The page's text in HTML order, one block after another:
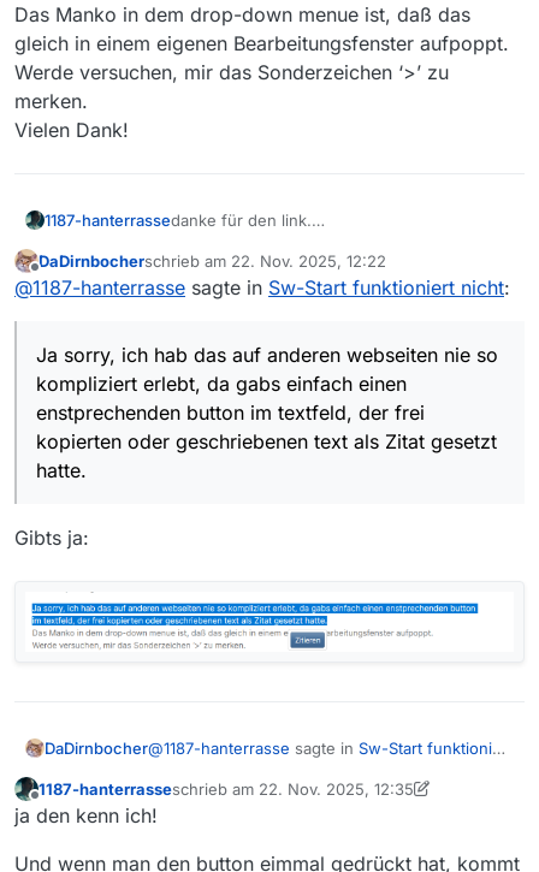
Das Manko in dem drop-down menue ist, daß das
gleich in einem eigenen Bearbeitungsfenster aufpoppt.
Werde versuchen, mir das Sonderzeichen ‘>’ zu
merken.
Vielen Dank!
1187-hanterrassedanke für den link.
die waren soweit erinnerlich problemlos
gelaufen.
Kann ich die einfach ‘drüber’ installieren,
oder muss ich die 14.4.2-version erst
Ja sorry, ich hab das auf anderen webseiten
nie so kompliziert erlebt, da gabs einfach
einen enstprechenden button im textfeld, der
frei kopierten oder geschriebenen text als
Zitat gesetzt hatte.
Offline
DaDirnbocherschrieb am 22. Nov. 2025, 12:22
zuletzt editiert von
@1187-hanterrasse sagte in Sw-Start funktioniert nicht:
Ja sorry, ich hab das auf anderen webseiten nie so
kompliziert erlebt, da gabs einfach einen
enstprechenden button im textfeld, der frei
kopierten oder geschriebenen text als Zitat gesetzt
hatte.
Gibts ja:
DaDirnbocher@1187-hanterrasse sagte in Sw-Start funktioniert
gabs einfach einen enstprechenden button
Gibts ja:
Offline
1187-hanterrasseschrieb am 22. Nov. 2025, 12:35
zuletzt editiert von 1187-hanterrasse
ja den kenn ich!
Und wenn man den button eimmal gedrückt hat, kommt